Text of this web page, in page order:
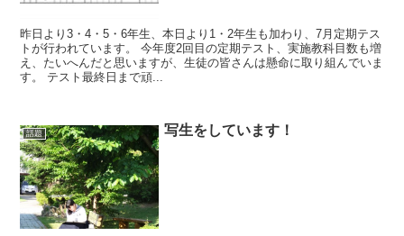
昨日より3・4・5・6年生、本日より1・2年生も加わり、7月定期テス
トが行われています。 今年度2回目の定期テスト、実施教科目数も増
え、たいへんだと思いますが、生徒の皆さんは懸命に取り組んでいま
す。 テスト最終日まで頑...
話題 写生をしています！